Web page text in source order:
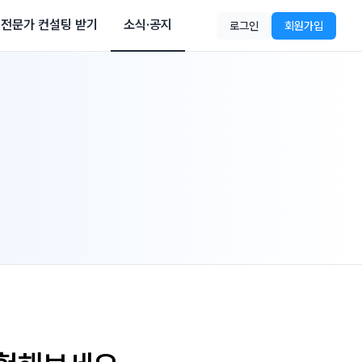
전문가 컨설팅 받기 소식·공지 로그인 회원가입